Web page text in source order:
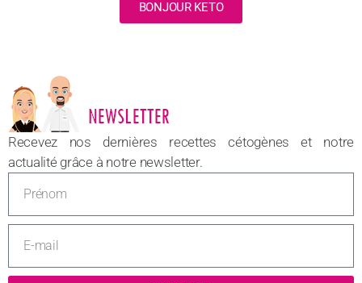
BONJOUR KETO
NOUVEAU
Recevez nos dernières recettes cétogènes et notre
actualité grâce à notre newsletter.